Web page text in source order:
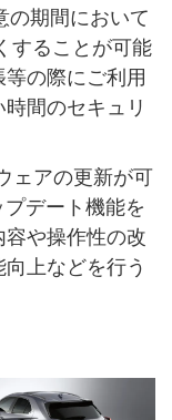
の期間において
することが可能
の際にご利用
間のセキュリ
ェアの更新が可
デート機能を
や操作性の改
上などを行う